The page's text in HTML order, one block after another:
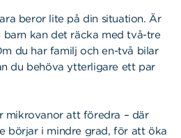
beror lite på din situation. Är
barn kan det räcka med två-tre
du har familj och en-två bilar
du behöva ytterligare ett par
mikrovanor att föredra – där
börjar i mindre grad, för att öka